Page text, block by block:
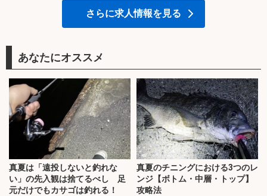
さらに求人情報を見る
あなたにオススメ
真夏は「遠投しないと釣れな
い」の先入観は捨てるべし 足
元だけでもカサゴは釣れる！
真夏のチニングにおける3つのレ
ンジ【ボトム・中層・トップ】
攻略法